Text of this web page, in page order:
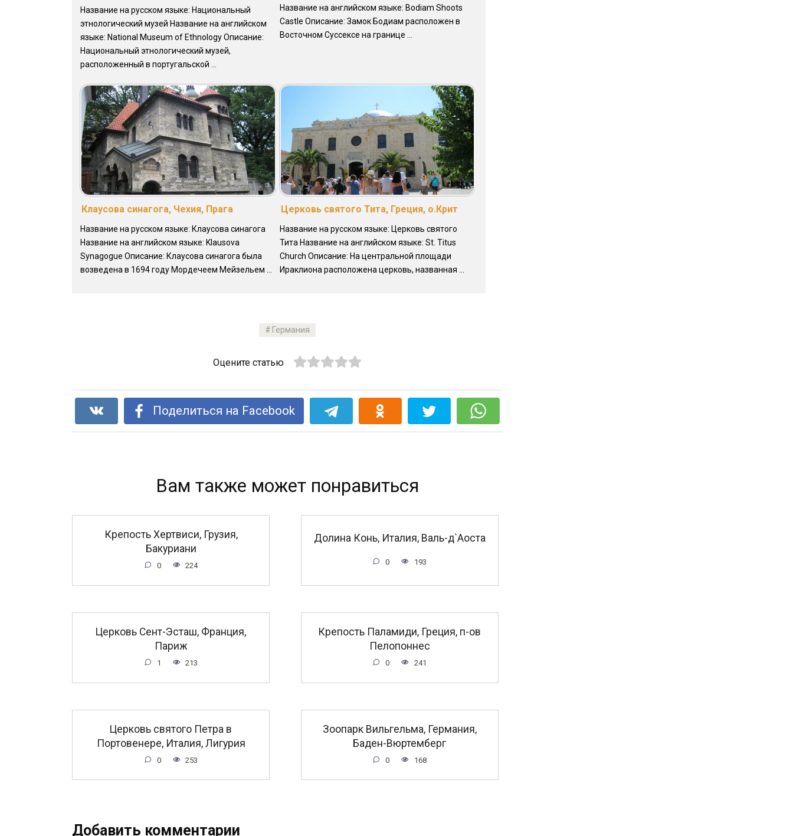
Название на русском языке: Национальный
этнологический музей Название на английском
языке: National Museum of Ethnology Описание:
Национальный этнологический музей,
расположенный в португальской ...
Название на английском языке: Bodiam Shoots
Castle Описание: Замок Бодиам расположен в
Восточном Суссексе на границе ...
Клаусова синагога, Чехия, Прага
Название на русском языке: Клаусова синагога
Название на английском языке: Klausova
Synagogue Описание: Клаусова синагога была
возведена в 1694 году Мордечеем Мейзельем ...
Церковь святого Тита, Греция, о.Крит
Название на русском языке: Церковь святого
Тита Название на английском языке: St. Titus
Church Описание: На центральной площади
Ираклиона расположена церковь, названная ...
Германия
Оцените статью
Поделиться на Facebook
Вам также может понравиться
Крепость Хертвиси, Грузия,
Бакуриани
0 224
Долина Конь, Италия, Валь-д`Аоста
0 193
Церковь Сент-Эсташ, Франция,
Париж
1 213
Крепость Паламиди, Греция, п-ов
Пелопоннес
0 241
Церковь святого Петра в
Портовенере, Италия, Лигурия
0 253
Зоопарк Вильгельма, Германия,
Баден-Вюртемберг
0 168
Добавить комментарии